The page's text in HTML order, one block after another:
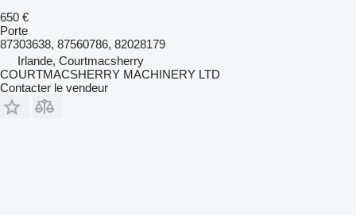
650 €
Porte
87303638, 87560786, 82028179
Irlande, Courtmacsherry
COURTMACSHERRY MACHINERY LTD
Contacter le vendeur